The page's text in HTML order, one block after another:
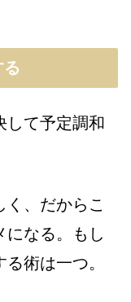
して予定調和
く、だからこ
になる。もし
術は一つ。